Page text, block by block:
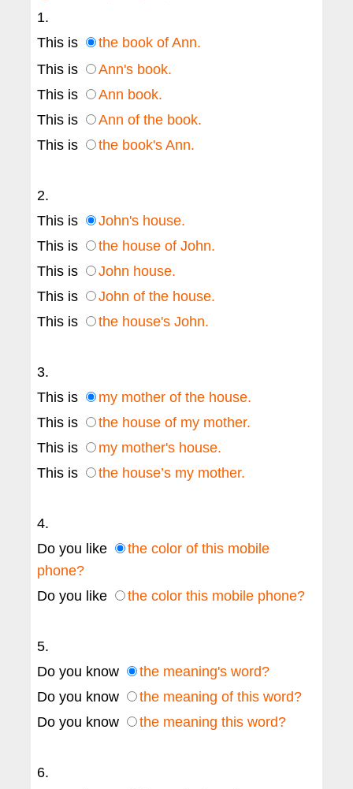
1.
This is
the book of Ann.
This is
Ann's book.
This is
Ann book.
This is
Ann of the book.
This is
the book's Ann.
2.
This is
John's house.
This is
the house of John.
This is
John house.
This is
John of the house.
This is
the house's John.
3.
This is
my mother of the house.
This is
the house of my mother.
This is
my mother's house.
This is
the house’s my mother.
4.
Do you like
the color of this mobile
phone?
Do you like
the color this mobile phone?
5.
Do you know
the meaning's word?
Do you know
the meaning of this word?
Do you know
the meaning this word?
6.